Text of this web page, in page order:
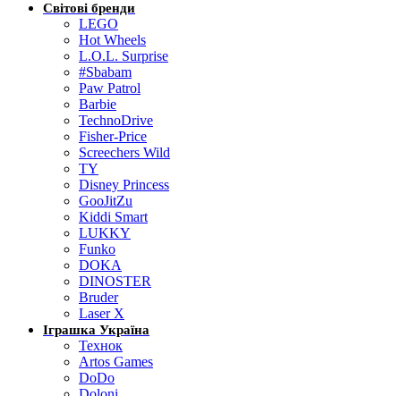
Світові бренди
LEGO
Hot Wheels
L.O.L. Surprise
#Sbabam
Paw Patrol
Barbie
TechnoDrive
Fisher-Price
Screechers Wild
TY
Disney Princess
GooJitZu
Kiddi Smart
LUKKY
Funko
DOKA
DINOSTER
Bruder
Laser X
Іграшка Україна
Технок
Artos Games
DoDo